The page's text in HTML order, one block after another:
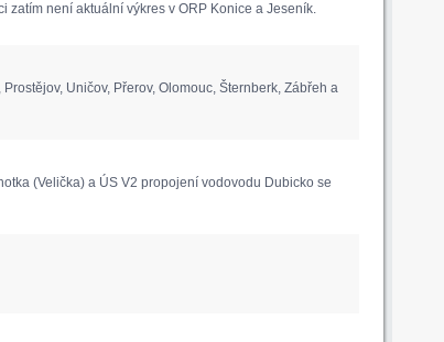
zatím není aktuální výkres v ORP Konice a Jeseník.
Uničov, Přerov, Olomouc, Šternberk, Zábřeh a
(Velička) a ÚS V2 propojení vodovodu Dubicko se